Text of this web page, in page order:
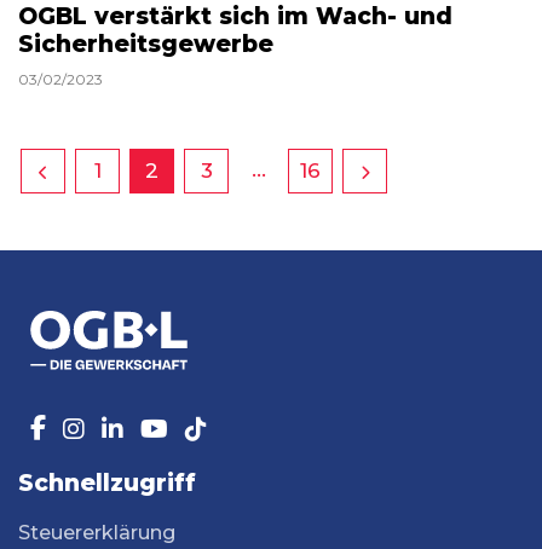
OGBL verstärkt sich im Wach- und
Sicherheitsgewerbe
03/02/2023
1 2 3 … 16
Schnellzugriff
Steuererklärung